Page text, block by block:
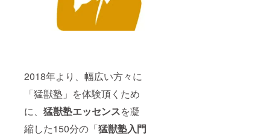
2018年より、幅広い方々に
「猛獣塾」を体験頂くため
に、 猛獣塾エッセンスを凝
縮した150分の「猛獣塾入門